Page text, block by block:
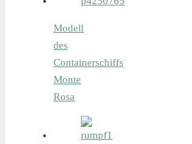
Modell
des
Containerschiffs
Monte
Rosa